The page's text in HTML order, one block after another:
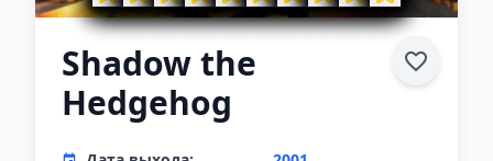
Shadow the
Hedgehog